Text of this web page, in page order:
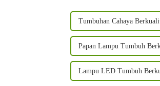
Tumbuhan Cahaya
Papan Lampu Tumbuh
Lampu LED Tumbuh